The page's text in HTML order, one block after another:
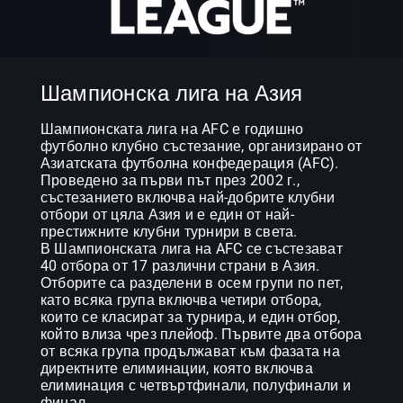
Шампионска лига на Азия
Шампионската лига на AFC е годишно
футболно клубно състезание, организирано от
Азиатската футболна конфедерация (AFC).
Проведено за първи път през 2002 г.,
състезанието включва най-добрите клубни
отбори от цяла Азия и е един от най-
престижните клубни турнири в света.
В Шампионската лига на AFC се състезават
40 отбора от 17 различни страни в Азия.
Отборите са разделени в осем групи по пет,
като всяка група включва четири отбора,
които се класират за турнира, и един отбор,
който влиза чрез плейоф. Първите два отбора
от всяка група продължават към фазата на
директните елиминации, която включва
елиминация с четвъртфинали, полуфинали и